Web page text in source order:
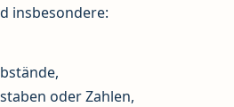
insbesondere:
oder Zahlen,